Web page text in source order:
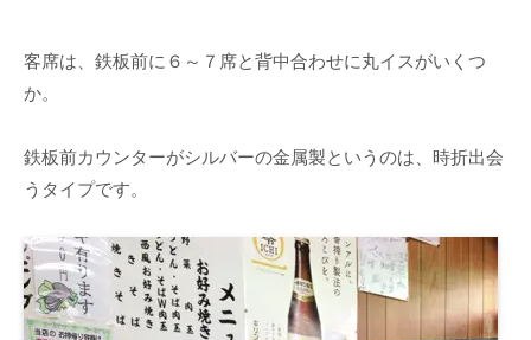
客席は、鉄板前に６～７席と背中合わせに丸イスがいくつ
か。
鉄板前カウンターがシルバーの金属製というのは、時折出会
うタイプです。